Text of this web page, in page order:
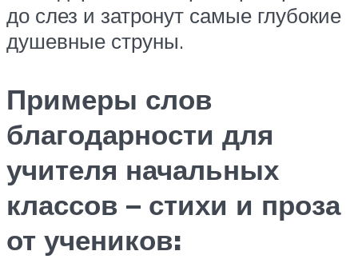
до слез и затронут самые глубокие
душевные струны.
Примеры слов
благодарности для
учителя начальных
классов – стихи и проза
от учеников: